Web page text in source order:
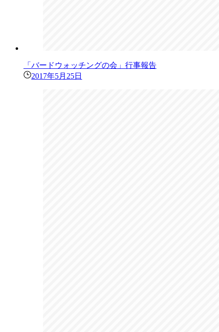
「バードウォッチングの会」行事報告
2017年5月25日